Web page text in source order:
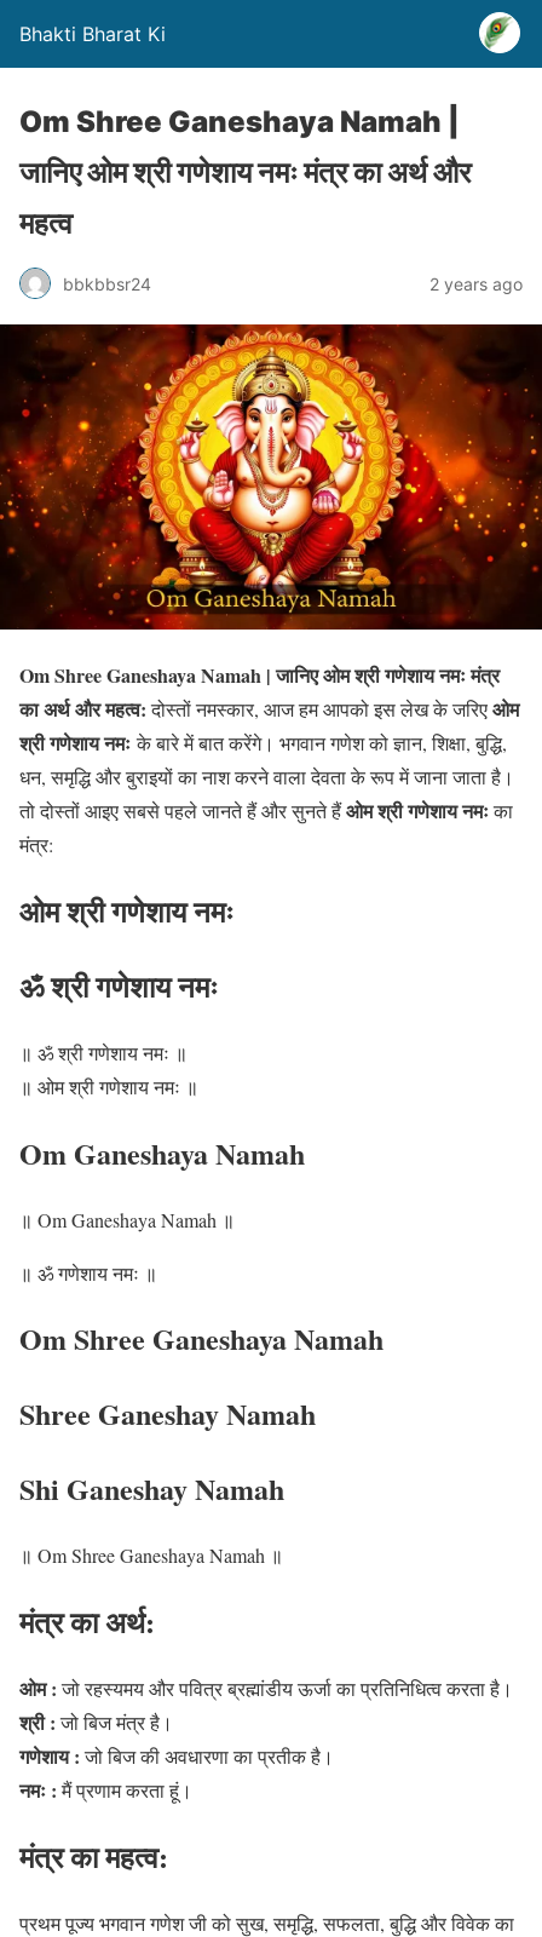
Bhakti Bharat Ki
Om Shree Ganeshaya Namah |
जानिए ओम श्री गणेशाय नमः मंत्र का अर्थ और
महत्व
bbkbbsr24 2 years ago
Om Shree Ganeshaya Namah | जानिए ओम श्री गणेशाय नमः मंत्र
का अर्थ और महत्व:दोस्तों नमस्कार, आज हम आपको इस लेख के जरिएओम
श्री गणेशाय नमःके बारे में बात करेंगे। भगवान गणेश को ज्ञान, शिक्षा, बुद्धि,
धन, समृद्धि और बुराइयों का नाश करने वाला देवता के रूप में जाना जाता है।
तो दोस्तों आइए सबसे पहले जानते हैं और सुनतेहैंओम श्री गणेशाय नमःका
मंत्र:
ओम श्री गणेशाय नमः
ॐ श्री गणेशाय नमः
॥ ॐ श्री गणेशाय नमः ॥
॥ ओम श्री गणेशाय नमः ॥
Om Ganeshaya Namah
॥ Om Ganeshaya Namah ॥
॥ ॐ गणेशाय नमः ॥
Om Shree Ganeshaya Namah
Shree Ganeshay Namah
Shi Ganeshay Namah
॥ Om Shree Ganeshaya Namah ॥
मंत्र का अर्थ:
ओम :जो रहस्यमय और पवित्र ब्रह्मांडीय ऊर्जा का प्रतिनिधित्व करता है।
श्री :जो बिज मंत्र है।
गणेशाय :जो बिज की अवधारणा का प्रतीक है।
नमः :मैं प्रणाम करता हूं।
मंत्र कामहत्व:
प्रथम पूज्य भगवान गणेश जी को सुख, समृद्धि, सफलता, बुद्धि और विवेक का